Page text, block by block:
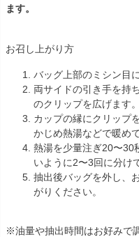
ます。
お召し上がり方
バッグ上部のミシン目
両サイドの引き手を持
のクリップを広げます。
カップの縁にクリップ
かじめ熱湯などで暖め
熱湯を少量注ぎ20〜30
いように2〜3回に分け
抽出後バッグを外し、
がりください。
※油量や抽出時間はお好みで